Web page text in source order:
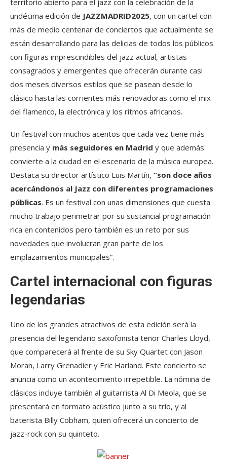
undécima edición de JAZZMADRID2025, con un cartel con
más de medio centenar de conciertos que actualmente se
están desarrollando para las delicias de todos los públicos
con figuras imprescindibles del jazz actual, artistas
consagrados y emergentes que ofrecerán durante casi
dos meses diversos estilos que se pasean desde lo
clásico hasta las corrientes más renovadoras como el mix
del flamenco, la electrónica y los ritmos africanos.
Un festival con muchos acentos que cada vez tiene más
presencia y más seguidores en Madrid y que además
convierte a la ciudad en el escenario de la música europea.
Destaca su director artístico Luis Martín, “son doce años
acercándonos al Jazz con diferentes programaciones
públicas. Es un festival con unas dimensiones que cuesta
mucho trabajo perimetrar por su sustancial programación
rica en contenidos pero también es un reto por sus
novedades que involucran gran parte de los
emplazamientos municipales”.
Cartel internacional con figuras
legendarias
Uno de los grandes atractivos de esta edición será la
presencia del legendario saxofonista tenor Charles Lloyd,
que comparecerá al frente de su Sky Quartet con Jason
Moran, Larry Grenadier y Eric Harland. Este concierto se
anuncia como un acontecimiento irrepetible. La nómina de
clásicos incluye también al guitarrista Al Di Meola, que se
presentará en formato acústico junto a su trío, y al
baterista Billy Cobham, quien ofrecerá un concierto de
jazz-rock con su quinteto.